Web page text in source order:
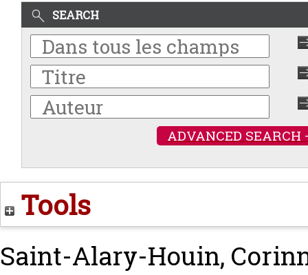
SEARCH
ADVANCED SEARCH
Tools
Saint-Alary-Houin,